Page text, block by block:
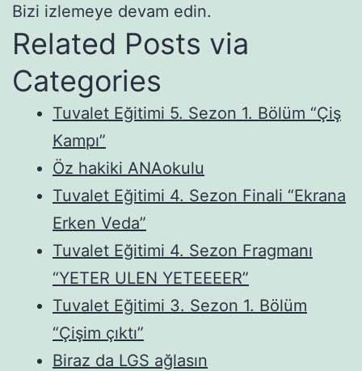
Bizi izlemeye devam edin.
Related Posts via
Categories
Tuvalet Eğitimi 5. Sezon 1. Bölüm “Çiş
Kampı”
Öz hakiki ANAokulu
Tuvalet Eğitimi 4. Sezon Finali “Ekrana
Erken Veda”
Tuvalet Eğitimi 4. Sezon Fragmanı
“YETER ULEN YETEEEER”
Tuvalet Eğitimi 3. Sezon 1. Bölüm
“Çişim çıktı”
Biraz da LGS ağlasın